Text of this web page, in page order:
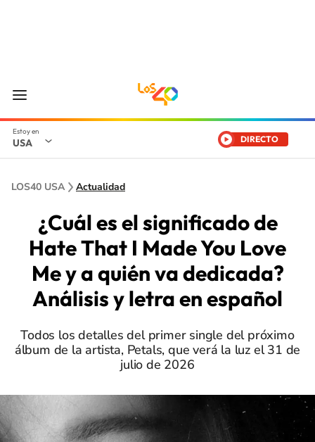
USA DIRECTO
LOS40 USA Actualidad
¿Cuál es el significado de
Hate That I Made You Love
Me y a quién va dedicada?
Análisis y letra en español
Todos los detalles del primer single del próximo
álbum de la artista, Petals, que verá la luz el 31 de
julio de 2026